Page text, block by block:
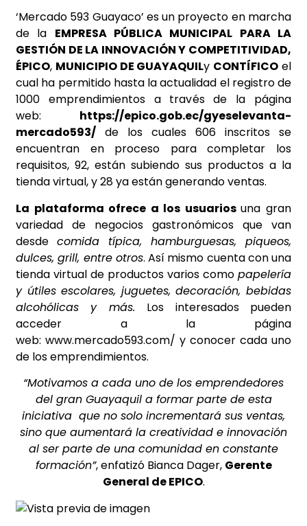
‘Mercado 593 Guayaco’ es un proyecto en marcha
de la EMPRESA PÚBLICA MUNICIPAL PARA LA
GESTIÓN DE LA INNOVACIÓN Y COMPETITIVIDAD,
ÉPICO, MUNICIPIO DE GUAYAQUILy CONTÍFICO el
cual ha permitido hasta la actualidad el registro de
1000 emprendimientos a través de la página
web: https://epico.gob.ec/gyeselevanta-
mercado593/ de los cuales 606 inscritos se
encuentran en proceso para completar los
requisitos, 92, están subiendo sus productos a la
tienda virtual, y 28 ya están generando ventas.
La plataforma ofrece a los usuariosuna gran
variedad de negocios gastronómicos que van
desde comida típica, hamburguesas, piqueos,
dulces, grill, entre otros. Así mismo cuenta con una
tienda virtual de productos varios como papelería
y útiles escolares, juguetes, decoración, bebidas
alcohólicas y más. Los interesados pueden
acceder a la página
web: www.mercado593.com/ y conocer cada uno
de los emprendimientos.
“Motivamos a cada uno de los emprendedores
del gran Guayaquil a formar parte de esta
iniciativa que no solo incrementará sus ventas,
sino que aumentará la creatividad e innovación
al ser parte de una comunidad en constante
formación”, enfatizó Bianca Dager, Gerente
General de EPICO.